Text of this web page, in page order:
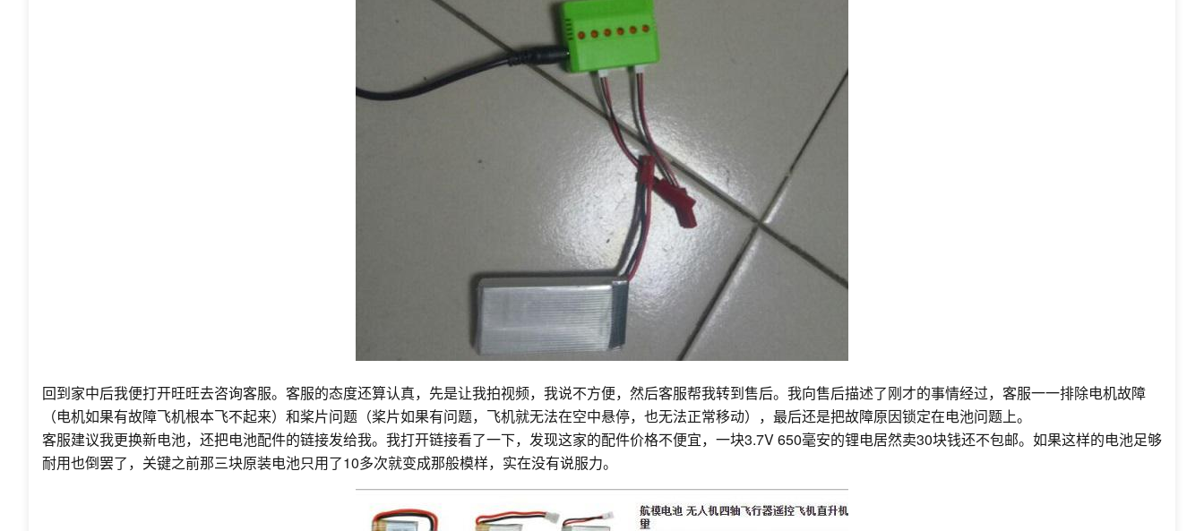
回到家中后我便打开旺旺去咨询客服。客服的态度还算认真，先是让我拍视频，我说不方便，然后客服帮我转到售后。我向售后描述了刚才的事情经过，客服一一排除电机故障
（电机如果有故障飞机根本飞不起来）和桨片问题（桨片如果有问题，飞机就无法在空中悬停，也无法正常移动），最后还是把故障原因锁定在电池问题上。
客服建议我更换新电池，还把电池配件的链接发给我。我打开链接看了一下，发现这家的配件价格不便宜，一块3.7V 650毫安的锂电居然卖30块钱还不包邮。如果这样的电池足够
耐用也倒罢了，关键之前那三块原装电池只用了10多次就变成那般模样，实在没有说服力。